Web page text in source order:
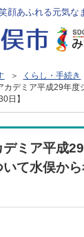
顔あふれる元気な
＞ くらし・手続き
デミア平成29年度
日】
ミア平成
て水俣か